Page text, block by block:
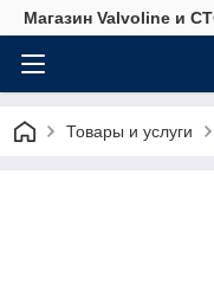
Магазин Valvoline и
Товары и услуги